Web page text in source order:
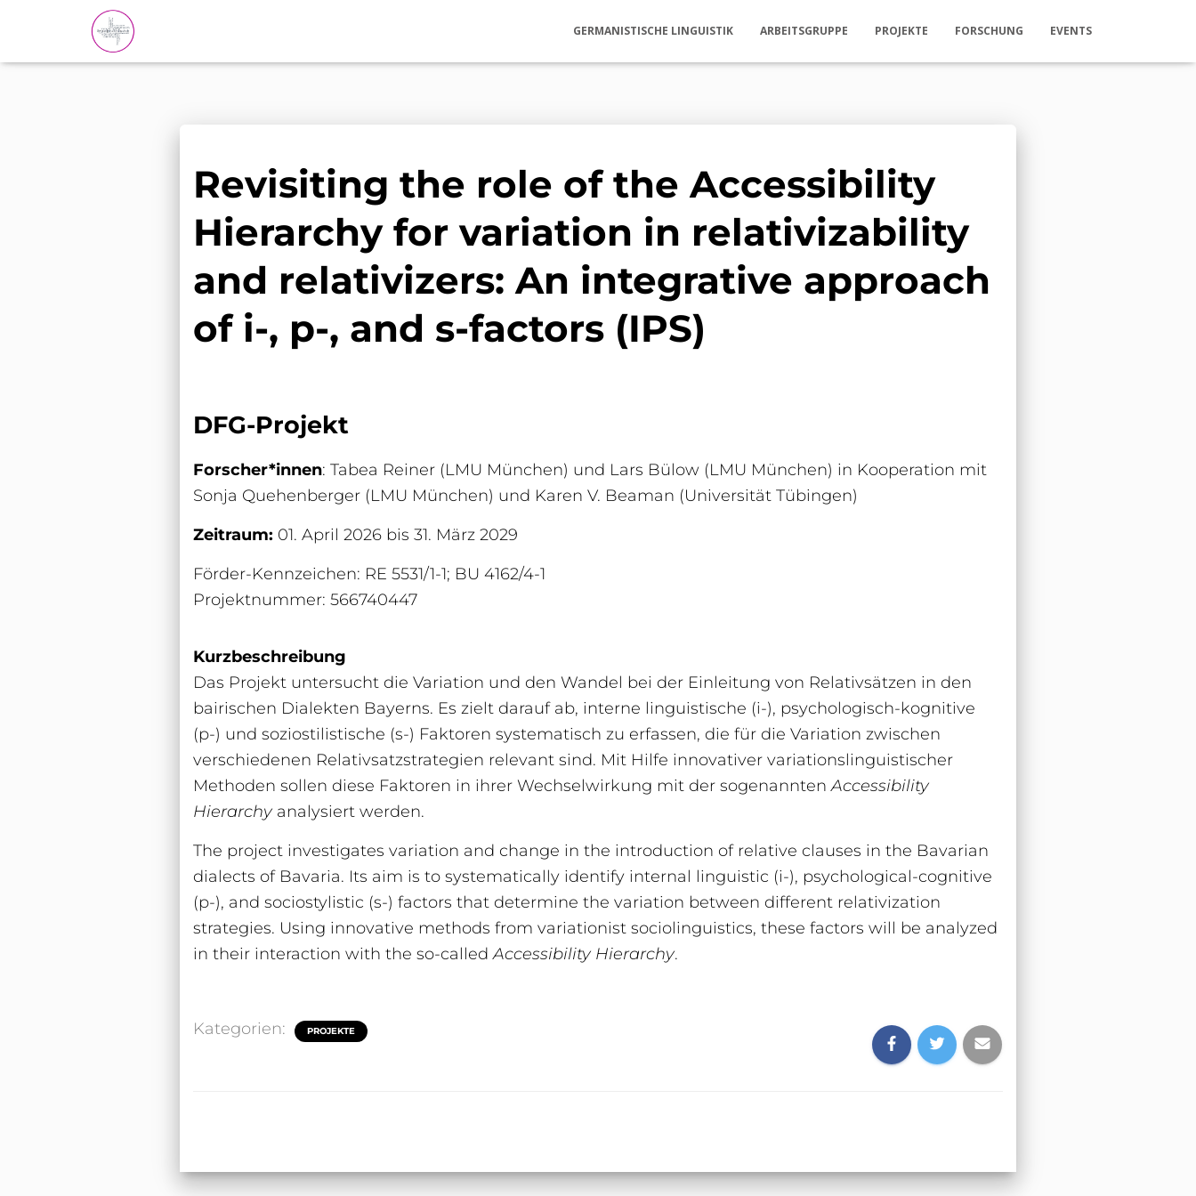
GERMANISTISCHE LINGUISTIK ARBEITSGRUPPE PROJEKTE FORSCHUNG EVENTS
Revisiting the role of the Accessibility
Hierarchy for variation in relativizability
and relativizers: An integrative approach
of i-, p-, and s-factors (IPS)
DFG-Projekt
Forscher*innen: Tabea Reiner (LMU München) und Lars Bülow (LMU München) in Kooperation mit
Sonja Quehenberger (LMU München) und Karen V. Beaman (Universität Tübingen)
Zeitraum: 01. April 2026 bis 31. März 2029
Förder-Kennzeichen: RE 5531/1-1; BU 4162/4-1
Projektnummer: 566740447
Kurzbeschreibung
Das Projekt untersucht die Variation und den Wandel bei der Einleitung von Relativsätzen in den
bairischen Dialekten Bayerns. Es zielt darauf ab, interne linguistische (i-), psychologisch-kognitive
(p-) und soziostilistische (s-) Faktoren systematisch zu erfassen, die für die Variation zwischen
verschiedenen Relativsatzstrategien relevant sind. Mit Hilfe innovativer variationslinguistischer
Methoden sollen diese Faktoren in ihrer Wechselwirkung mit der sogenanntenAccessibility
Hierarchyanalysiert werden.
The project investigates variation and change in the introduction of relative clauses in the Bavarian
dialects of Bavaria. Its aim is to systematically identify internal linguistic (i-), psychological-cognitive
(p-), and sociostylistic (s-) factors that determine the variation between different relativization
strategies. Using innovative methods from variationist sociolinguistics, these factors will be analyzed
in their interaction with the so-calledAccessibility Hierarchy.
Kategorien: PROJEKTE